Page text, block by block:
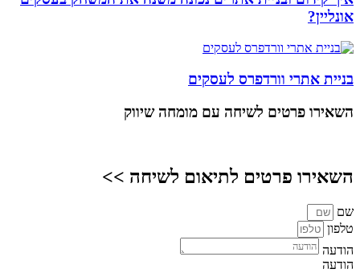
אונליין?
בניית אתרי וורדפרס לעסקים
השאירו פרטים לשיחה עם מומחה שיווק
השאירו פרטים לתיאום לשיחה >>
שם
טלפון
הודעה
הודעה